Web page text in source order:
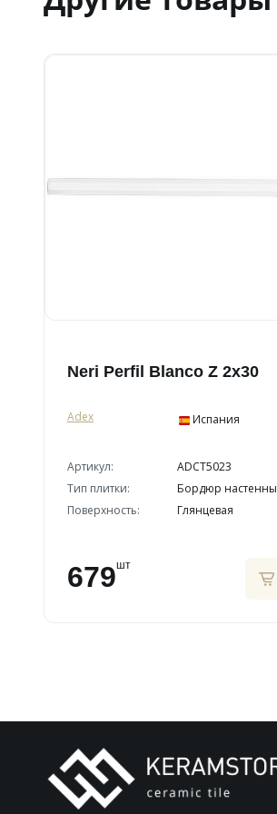
Neri Perfil Blanco Z 2x30
Adex Испания
Артикул:
ADCT5023
Тип плитки:
Бордюр
Поверхность:
Глянцевая
679шт